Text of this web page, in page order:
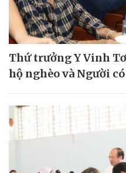
Thứ trưởng Y Vinh
hộ nghèo và Người